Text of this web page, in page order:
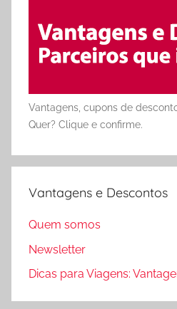
Vantagens, cupons de
Quer? Clique e confirme.
Vantagens e Descontos
Quem somos
Newsletter
Dicas para Viagens: